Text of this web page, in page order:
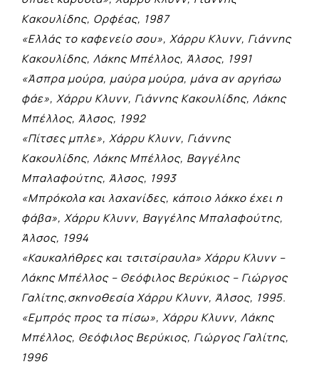
Kακουλίδης, Ορφέας, 1987
«Eλλάς το καφενείο σου», Xάρρυ Kλυνν, Γιάννης
Kακουλίδης, Λάκης Μπέλλος, Άλσος, 1991
«Άσπρα μούρα, μαύρα μούρα, μάνα αν αργήσω
φάε», Xάρρυ Kλυνν, Γιάννης Kακουλίδης, Λάκης
Mπέλλος, Άλσος, 1992
«Πίτσες μπλε», Xάρρυ Kλυνν, Γιάννης
Kακουλίδης, Λάκης Mπέλλος, Bαγγέλης
Mπαλαφούτης, Άλσος, 1993
«Μπρόκολα και λαχανίδες, κάποιο λάκκο έχει η
φάβα», Xάρρυ Kλυνν, Bαγγέλης Mπαλαφούτης,
Άλσος, 1994
«Καυκαλήθρες και τσιτσίραυλα» Xάρρυ Kλυνν –
Λάκης Mπέλλος – Θεόφιλος Bερύκιος – Γιώργος
Γαλίτης,σκηνοθεσία Χάρρυ Κλυνν, Άλσος, 1995.
«Εμπρός προς τα πίσω», Χάρρυ Κλυνν, Λάκης
Mπέλλος, Θεόφιλος Bερύκιος, Γιώργος Γαλίτης,
1996